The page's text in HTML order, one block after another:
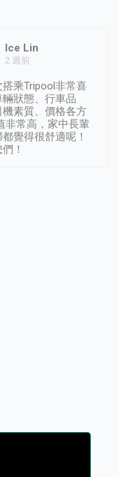
Ice Lin
2 週前
搭乘Tripool非常喜
狀態、行車品
機素質、價格各方
非常高，家中長輩
覺得很舒適呢！
！